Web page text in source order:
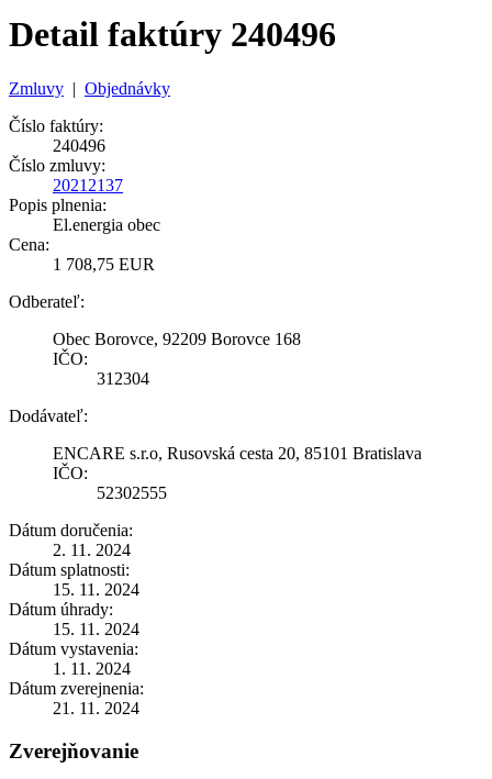
Detail faktúry 240496
Zmluvy | Objednávky
Číslo faktúry:
240496
Číslo zmluvy:
20212137
Popis plnenia:
El.energia obec
Cena:
1 708,75 EUR
Odberateľ:
Obec Borovce, 92209 Borovce 168
IČO:
312304
Dodávateľ:
ENCARE s.r.o, Rusovská cesta 20, 85101 Bratislava
IČO:
52302555
Dátum doručenia:
2. 11. 2024
Dátum splatnosti:
15. 11. 2024
Dátum úhrady:
15. 11. 2024
Dátum vystavenia:
1. 11. 2024
Dátum zverejnenia:
21. 11. 2024
Zverejňovanie